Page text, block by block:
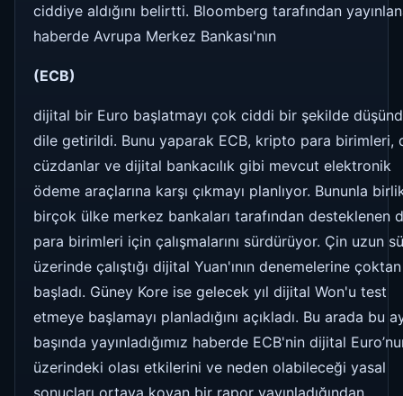
ciddiye aldığını belirtti. Bloomberg tarafından
haberde Avrupa Merkez Bankası'nın
(ECB)
dijital bir Euro başlatmayı çok ciddi bir şekilde
dile getirildi. Bunu yaparak ECB, kripto para birimleri,
cüzdanlar ve dijital bankacılık gibi mevcut elektronik
ödeme araçlarına karşı çıkmayı planlıyor. Bununla
birçok ülke merkez bankaları tarafından desteklenen
para birimleri için çalışmalarını sürdürüyor. Çin uzun
üzerinde çalıştığı dijital Yuan'ının denemelerine çoktan
başladı. Güney Kore ise gelecek yıl dijital Won'u test
etmeye başlamayı planladığını açıkladı. Bu arada bu
başında yayınladığımız haberde ECB'nin dijital
üzerindeki olası etkilerini ve neden olabileceği yasal
sonuçları ortaya koyan bir rapor yayınladığından